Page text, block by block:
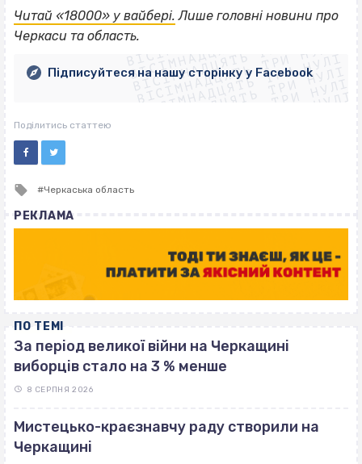
Читай «18000» у вайбері. Лише головні новини про
Черкаси та область.ВІСІМНАДЦЯТЬ ТРИ НУЛІ
ВІСІМНАДЦЯТЬ ТРИ НУЛІ
ВІСІМНАДЦЯТЬ ТРИ НУЛІ
ВІСІМНАДЦЯТЬ ТРИ НУЛІ
ВІСІМНАДЦЯТЬ ТРИ НУЛІ
ВІСІМНАДЦЯТЬ ТРИ НУЛІ
ВІСІМНАДЦЯТЬ ТРИ НУЛІ
ВІСІМНАДЦЯТЬ ТРИ НУЛІ
Підписуйтеся на нашу сторінку у Facebook
Поділитись статтею
Tagged
Черкаська область
РЕКЛАМА
ПО ТЕМІ
За період великої війни на Черкащині
виборців стало на 3 % менше
8 СЕРПНЯ 2026
Мистецько-краєзнавчу раду створили на
Черкащині